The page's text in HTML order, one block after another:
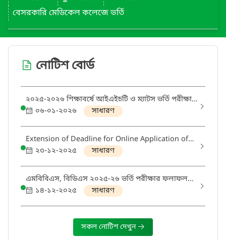
বেসরকারি মেডিকেল কলেজে ভর্তি
নোটিশ বোর্ড
২০২৫-২০২৬ শিক্ষাবর্ষে আইএইচটি ও ম্যাটস ভর্তি পরীক্ষার
অপেক্ষমান তালিকা থেকে ২য় দফায় ফল প্রকাশ।
০৬-০১-২০২৬ সাধারণ
Extension of Deadline for Online Application of
Foreign Students for Admission to Non-
Government Medical and Dental Institutions in
Bangladesh (Academic Year 2025–2026)
২৩-১২-২০২৫ সাধারণ
এমবিবিএস, বিডিএস ২০২৫-২৬ ভর্তি পরীক্ষার ফলাফল
প্রকাশ১৪-১২-২০২৫ সাধারণ
সকল নোটিশ দেখুন